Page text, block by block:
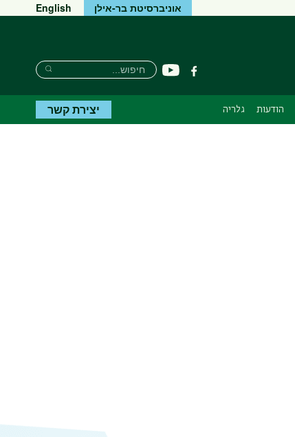
אוניברסיטת בר-אילן English
פייסבוקיוטיוב
חיפוש
חיפוש
חיפוש
הודעות גלריה יצירת קשר